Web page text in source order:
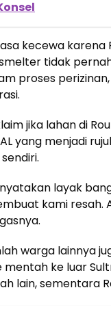
kecewa karena
tidak
proses
jika lahan di
yang menjadi
layak
kami resah.
warga lainnya
mentah ke luar
lain, sementara